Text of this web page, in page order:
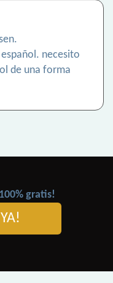
necesito
de una forma
gratis!